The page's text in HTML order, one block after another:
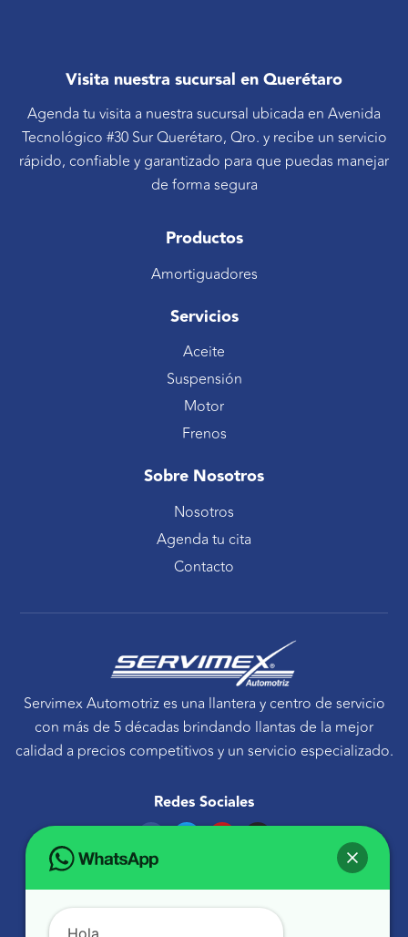
Visita nuestra sucursal en Querétaro
Agenda tu visita a nuestra sucursal ubicada en Avenida
Tecnológico #30 Sur Querétaro, Qro. y recibe un servicio
rápido, confiable y garantizado para que puedas manejar
de forma segura
Productos
Amortiguadores
Servicios
Aceite
Suspensión
Motor
Frenos
Sobre Nosotros
Nosotros
Agenda tu cita
Contacto
Servimex Automotriz es una llantera y centro de servicio
con más de 5 décadas brindando llantas de la mejor
calidad a precios competitivos y un servicio especializado.
Redes Sociales
F
c
e
o
o
T
e
r
Y
b
e
I
g
r
Avenida Tecnológico 30 Sur Querétaro, Qro.
Hola,